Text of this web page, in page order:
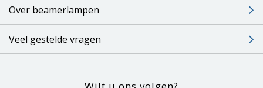
Over beamerlampen
Veel gestelde vragen